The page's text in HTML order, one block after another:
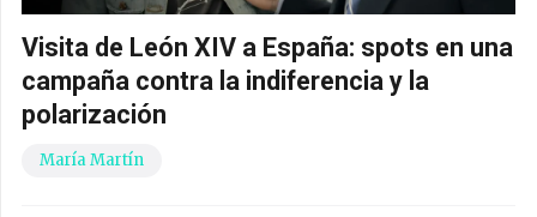
Visita de León XIV a España: spots en una
campaña contra la indiferencia y la
polarización
María Martín